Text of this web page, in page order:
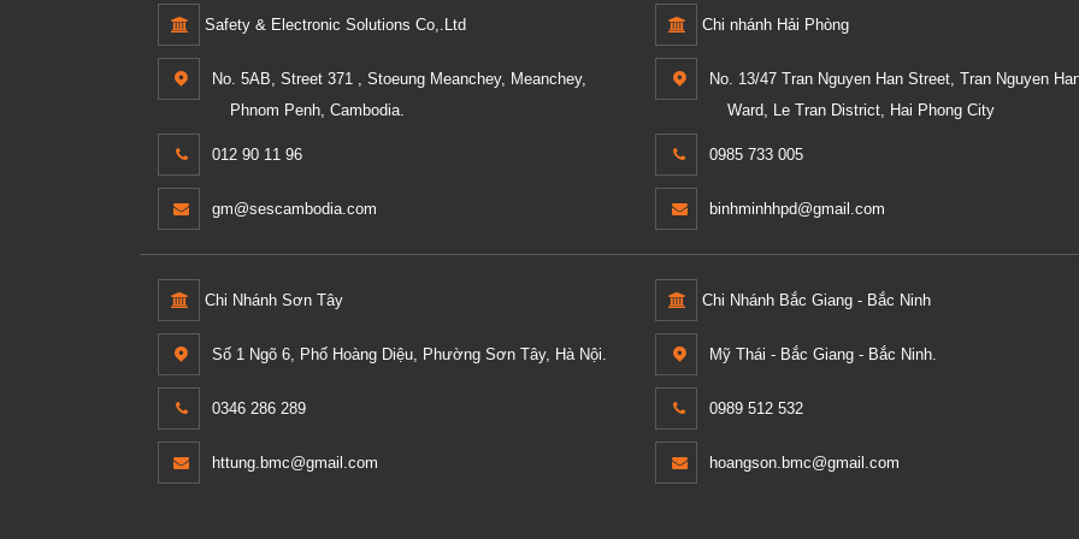
Safety & Electronic Solutions Co,.Ltd
No. 5AB, Street 371 , Stoeung Meanchey, Meanchey,
Phnom Penh, Cambodia.
012 90 11 96
gm@sescambodia.com
Chi nhánh Hải Phòng
No. 13/47 Tran Nguyen Han Street, Tran Nguyen
Ward, Le Tran District, Hai Phong City
0985 733 005
binhminhhpd@gmail.com
Chi Nhánh Sơn Tây
Số 1 Ngõ 6, Phố Hoàng Diệu, Phường Sơn Tây, Hà Nội.
0346 286 289
httung.bmc@gmail.com
Chi Nhánh Bắc Giang - Bắc Ninh
Mỹ Thái - Bắc Giang - Bắc Ninh.
0989 512 532
hoangson.bmc@gmail.com